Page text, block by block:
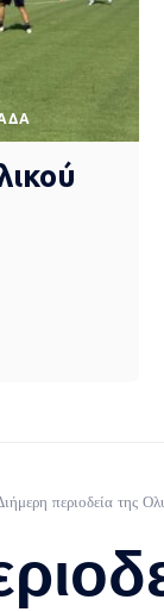
περιοδεία της